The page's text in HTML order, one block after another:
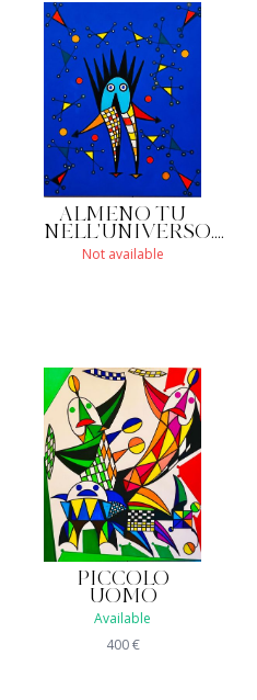
ALMENO TU
NELL'UNIVERSO....
Not available
PICCOLO
UOMO
Available
400€